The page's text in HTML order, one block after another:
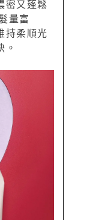
密又蓬鬆
量富
持柔順光
。